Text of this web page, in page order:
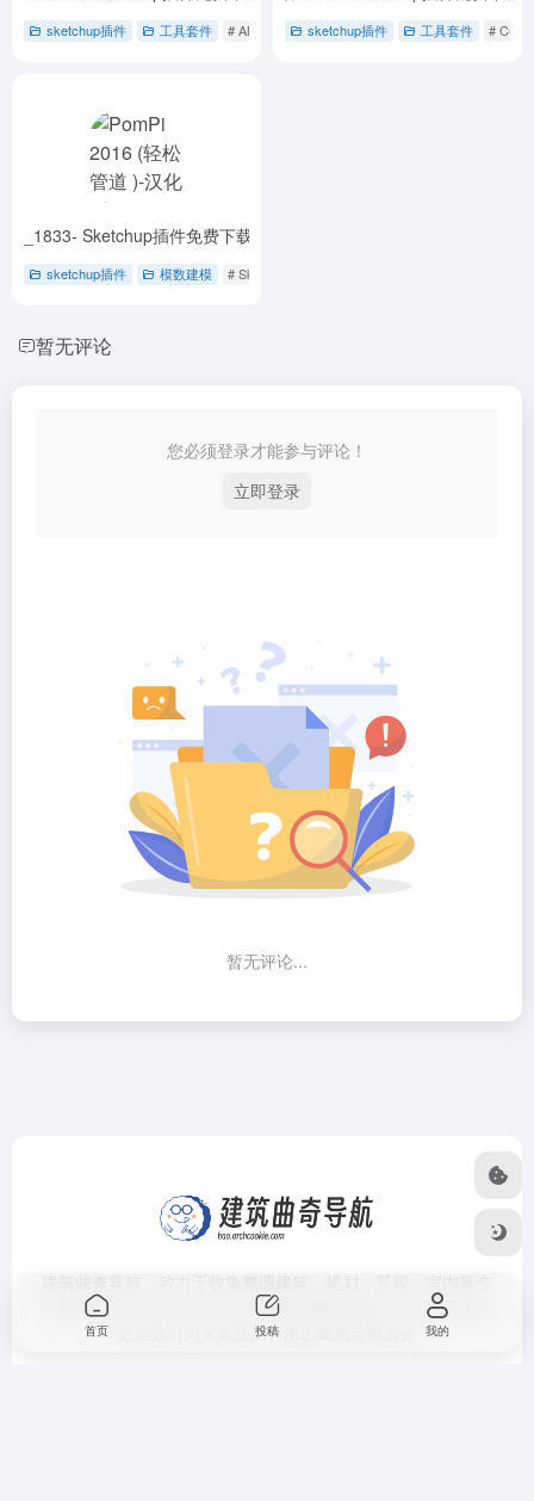
sketchup插件 工具套件 # AMS运行库 # sketchup插件 # 免费下载
sketchup插件 工具套件 # Curic
Sketchup插件免费下载
sketchup插件 模数建模 # SketchUp管道插件
暂无评论
您必须登录才能参与评论！
立即登录
暂无评论...
建筑曲奇导航
，致力于收集整理建筑、规划、景观、室内等专
业必备的设计、工具、资讯、软件类建筑网站大全，不断持续
更新致力为大家提供有用的建筑导航服务
首页 投稿 我的